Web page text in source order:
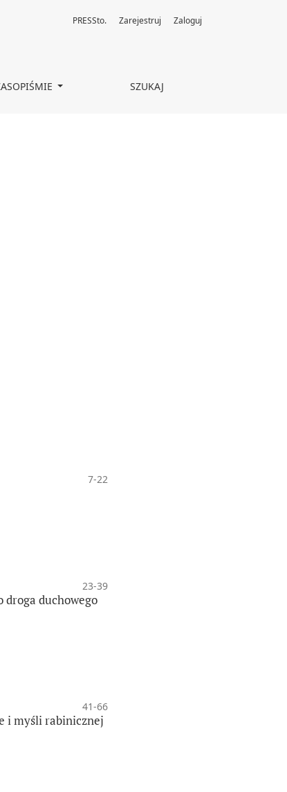
SZUKAJ
PRESSto. Zarejestruj Zaloguj
7-22
23-39
duchowego
41-66
i myśli rabinicznej